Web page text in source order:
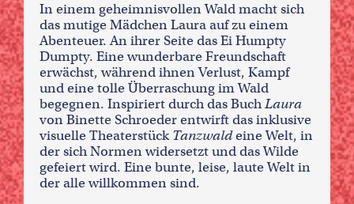
In einem geheimnisvollen Wald macht sich
das mutige Mädchen Laura auf zu einem
Abenteuer. An ihrer Seite das Ei Humpty
Dumpty. Eine wunderbare Freundschaft
erwächst, während ihnen Verlust, Kampf
und eine tolle Überraschung im Wald
begegnen. Inspiriert durch das BuchLaura
von Binette Schroeder entwirft das inklusive
visuelle TheaterstückTanzwaldeine Welt, in
der sich Normen widersetzt und das Wilde
gefeiert wird. Eine bunte, leise, laute Welt in
der alle willkommen sind.